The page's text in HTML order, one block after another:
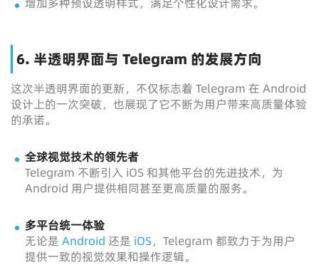
6. 半透明界面与 Telegram 的发展方向
这次半透明界面的更新，不仅标志着 Telegram 在 Android
设计上的一次突破，也展现了它不断为用户带来高质量体验
的承诺。
全球视觉技术的领先者
Telegram 不断引入 iOS 和其他平台的先进技术，为
Android 用户提供相同甚至更高质量的服务。
多平台统一体验
无论是 Android 还是 iOS，Telegram 都致力于为用户
提供一致的视觉效果和操作逻辑。